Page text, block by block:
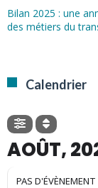
Bilan 2025 : une
des métiers du
Calendrier
AOÛT,
PAS D'ÉVÈNEMENT